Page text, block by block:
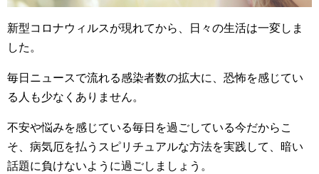
新型コロナウィルスが現れてから、日々の生活は一変しま
した。
毎日ニュースで流れる感染者数の拡大に、恐怖を感じてい
る人も少なくありません。
不安や悩みを感じている毎日を過ごしている今だからこ
そ、病気厄を払うスピリチュアルな方法を実践して、暗い
話題に負けないように過ごしましょう。